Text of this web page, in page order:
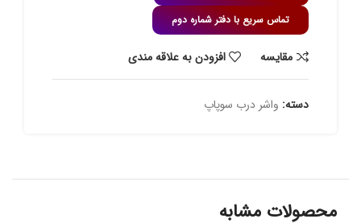
تماس سریع با دفتر شماره دوم
مقايسه افزودن به علاقه مندی
دسته: واشر درب سوپاپ
محصولات مشابه